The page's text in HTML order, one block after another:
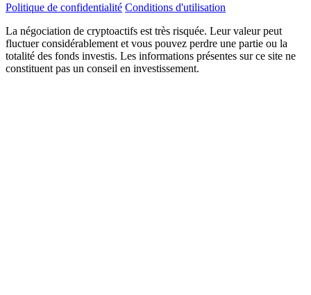
Politique de confidentialité Conditions d'utilisation
La négociation de cryptoactifs est très risquée. Leur valeur peut
fluctuer considérablement et vous pouvez perdre une partie ou la
totalité des fonds investis. Les informations présentes sur ce site ne
constituent pas un conseil en investissement.